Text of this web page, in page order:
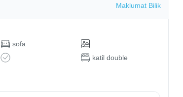
Maklumat Bilik
sofa
katil double